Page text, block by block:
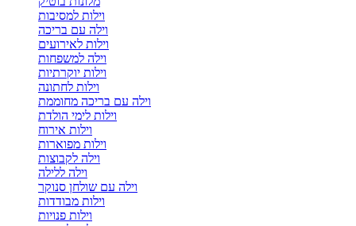
וילות למסיבות
וילה עם בריכה
וילות לאירועים
וילה למשפחות
וילות יוקרתיות
וילות לחתונה
וילה עם בריכה מחוממת
וילות לימי הולדת
וילות אירוח
וילות מפוארות
וילה לקבוצות
וילה ללילה
וילה עם שולחן סנוקר
וילות מבודדות
וילות פנויות